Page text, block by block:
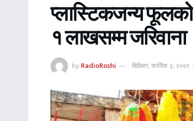
प्लास्टिकजन्य फूलको
१ लाखसम्म जरिवाना
by RadioRoshi बिहिबार, कार्तिक ३, २०७९